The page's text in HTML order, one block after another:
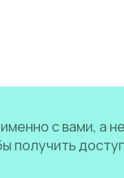
с вами, а
получить